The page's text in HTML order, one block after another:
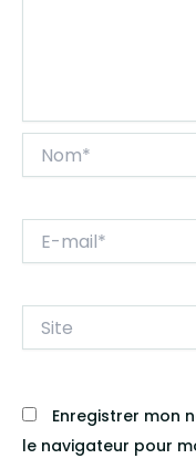
mail*
Enregistrer mon
le navigateur pour